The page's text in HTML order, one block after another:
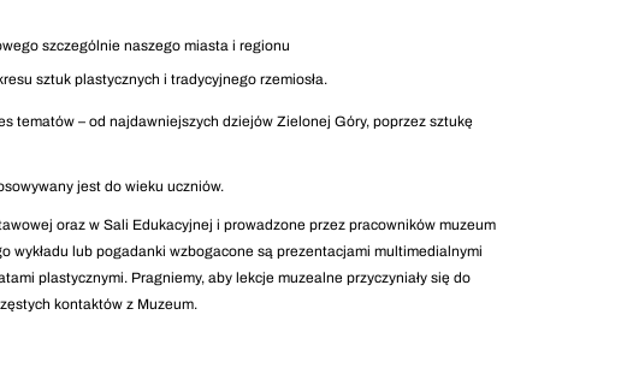
szczególnie naszego miasta i regionu
sztuk plastycznych i tradycyjnego rzemiosła.
tematów – od najdawniejszych dziejów Zielonej Góry, poprzez sztukę
jest do wieku uczniów.
oraz w Sali Edukacyjnej i prowadzone przez pracowników muzeum
wykładu lub pogadanki wzbogacone są prezentacjami multimedialnymi
plastycznymi. Pragniemy, aby lekcje muzealne przyczyniały się do
kontaktów z Muzeum.